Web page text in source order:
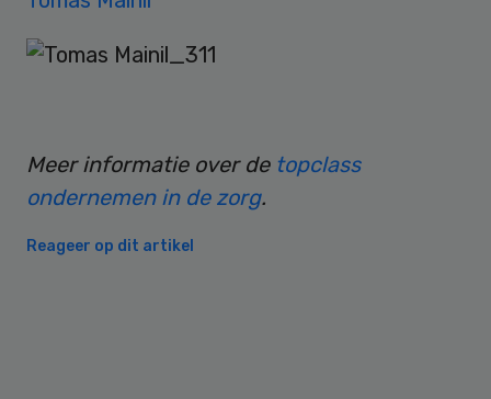
Meer informatie over de topclass
ondernemen in de zorg.
Reageer op dit artikel